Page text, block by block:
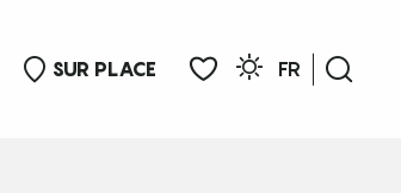
SUR PLACE
FR